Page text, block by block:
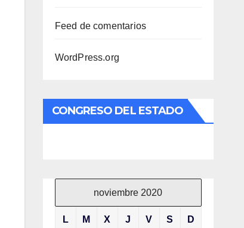
Feed de comentarios
WordPress.org
CONGRESO DEL ESTADO
noviembre 2020
L M X J V S D